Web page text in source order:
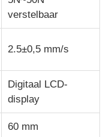
verstelbaar
2.5±0,5 mm/s
Digitaal LCD-
display
60 mm